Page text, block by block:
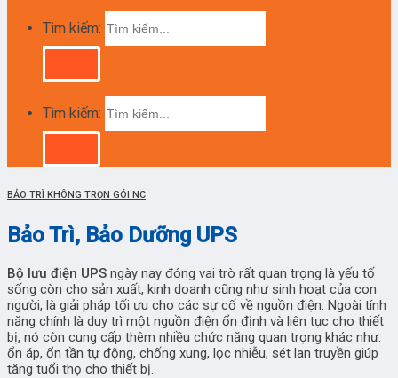
Tìm kiếm:
Tìm kiếm:
BẢO TRÌ KHÔNG TRỌN GÓI NC
Bảo Trì, Bảo Dưỡng UPS
Bộ lưu điện UPS ngày nay đóng vai trò rất quan trọng là yếu tố
sống còn cho sản xuất, kinh doanh cũng như sinh hoạt của con
người, là giải pháp tối ưu cho các sự cố về nguồn điện. Ngoài tính
năng chính là duy trì một nguồn điện ổn định và liên tục cho thiết
bị, nó còn cung cấp thêm nhiều chức năng quan trọng khác như:
ổn áp, ổn tần tự động, chống xung, lọc nhiễu, sét lan truyền giúp
tăng tuổi thọ cho thiết bị.